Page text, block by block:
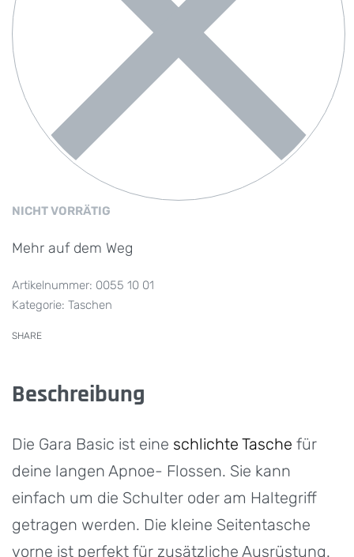
NICHT VORRÄTIG
Mehr auf dem Weg
0055 10 01
Kategorie: Taschen
SHARE
Beschreibung
Die Gara Basic ist eine schlichte Tasche für
deine langen Apnoe- Flossen. Sie kann
einfach um die Schulter oder am Haltegriff
getragen werden. Die kleine Seitentasche
vorne ist perfekt für zusätzliche Ausrüstung.